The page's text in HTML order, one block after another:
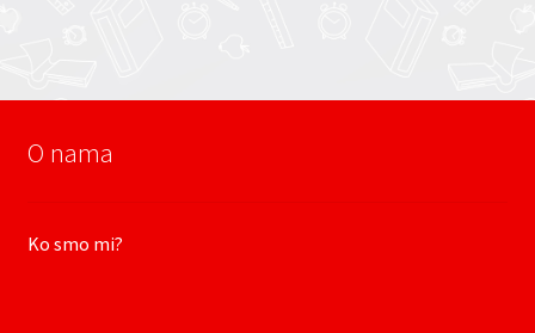
O nama
Ko smo mi?